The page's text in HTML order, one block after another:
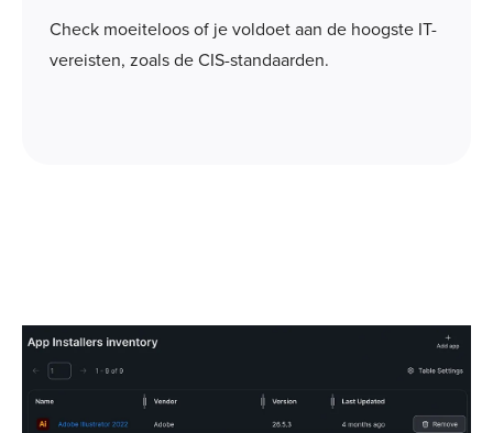
Check moeiteloos of je voldoet aan de hoogste IT-
vereisten, zoals de CIS-standaarden.